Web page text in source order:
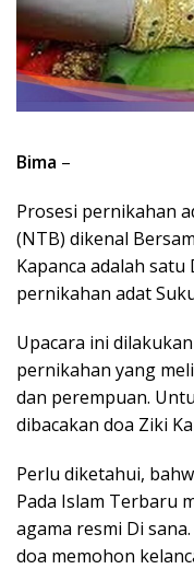
Bima –
Prosesi pernikahan
(NTB) dikenal
Kapanca adalah
pernikahan adat
Upacara ini
pernikahan yang
dan perempuan.
dibacakan doa Ziki
Perlu diketahui,
Pada Islam Terbaru
agama resmi Di
doa memohon